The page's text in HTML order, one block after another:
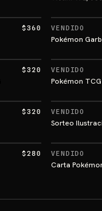
$360 VENDIDO
Pokémon
$320 VENDIDO
Pokémon
$320 VENDIDO
Sorteo
$280 VENDIDO
Carta